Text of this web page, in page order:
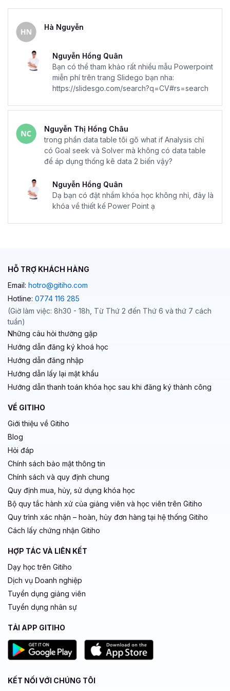
Hà Nguyễn
Nguyễn Hồng Quân
Bạn có thể tham khảo rất nhiều mẫu Powerpoint
miễn phí trên trang Slidego bạn nha:
https://slidesgo.com/search?q=CV#rs=search
Nguyễn Thị Hồng Châu
trong phần data table tôi gõ what if Analysis chỉ
có Goal seek và Solver mà không có data table
để áp dụng thống kê data 2 biến vậy?
Nguyễn Hồng Quân
Dạ bạn có đặt nhầm khóa học không nhỉ, đây là
khóa về thiết kế Power Point ạ
HỖ TRỢ KHÁCH HÀNG
Email: hotro@gitiho.com
Hotline: 0774 116 285
(Giờ làm việc: 8h30 - 18h, Từ Thứ 2 đến Thứ 6 và thứ 7 cách
tuần)
Những câu hỏi thường gặp
Hướng dẫn đăng ký khoá học
Hướng dẫn đăng nhập
Hướng dẫn lấy lại mật khẩu
Hướng dẫn thanh toán khóa học sau khi đăng ký thành công
VỀ GITIHO
Giới thiệu về Gitiho
Blog
Hỏi đáp
Chính sách bảo mật thông tin
Chính sách và quy định chung
Quy định mua, hủy, sử dụng khóa học
Bộ quy tắc hành xử của giảng viên và học viên trên Gitiho
Quy trình xác nhận – hoàn, hủy đơn hàng tại hệ thống Gitiho
Cách lấy chứng nhận Gitiho
HỢP TÁC VÀ LIÊN KẾT
Dạy học trên Gitiho
Dịch vụ Doanh nghiệp
Tuyển dụng giảng viên
Tuyển dụng nhân sự
TẢI APP GITIHO
KẾT NỐI VỚI CHÚNG TÔI